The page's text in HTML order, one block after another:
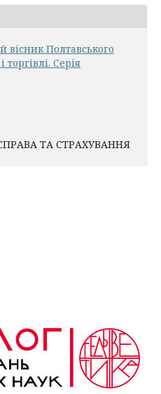
вісник Полтавського
торгівлі. Серія
ТА СТРАХУВАННЯ